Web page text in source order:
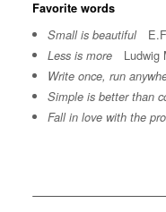
Favorite words
Small is beautiful
Less is more Ludwig
Write once, run
Simple is better than
Fall in love with the